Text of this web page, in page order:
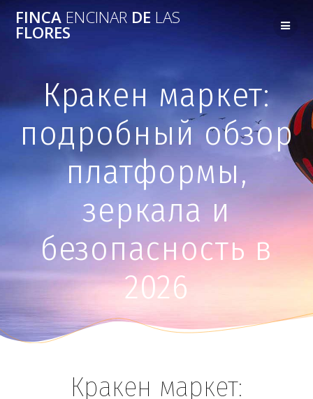
FINCA ENCINAR DE LAS
FLORES
Кракен маркет:
подробный обзор
платформы,
зеркала и
безопасность в
2026
Кракен маркет: